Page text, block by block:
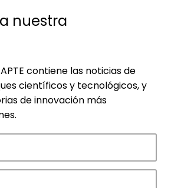
nuestra
contiene las noticias de
científicos y tecnológicos, y
de innovación más